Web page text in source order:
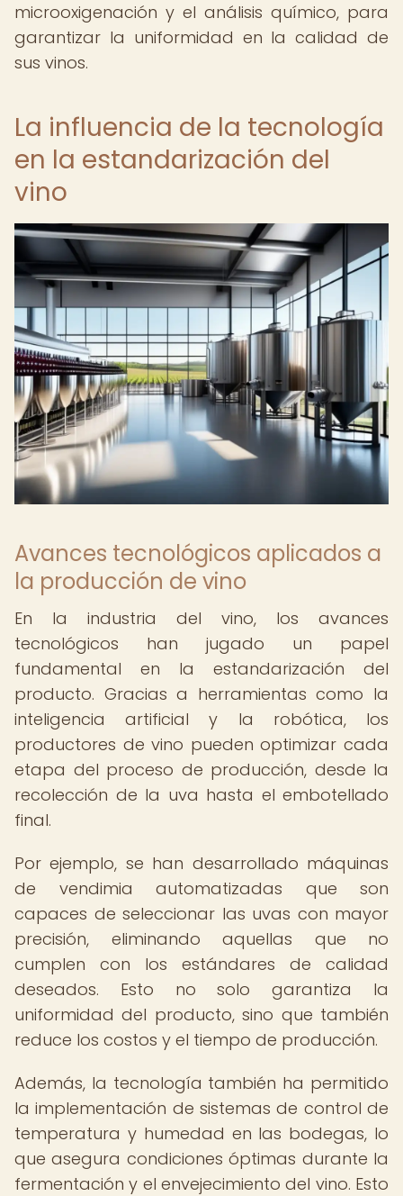
microoxigenación y el análisis químico, para
garantizar la uniformidad en la calidad de
sus vinos.
La influencia de la tecnología
en la estandarización del
vino
Avances tecnológicos aplicados a
la producción de vino
En la industria del vino, los avances
tecnológicos han jugado un papel
fundamental en la estandarización del
producto. Gracias a herramientas como la
inteligencia artificial y la robótica, los
productores de vino pueden optimizar cada
etapa del proceso de producción, desde la
recolección de la uva hasta el embotellado
final.
Por ejemplo, se han desarrollado máquinas
de vendimia automatizadas que son
capaces de seleccionar las uvas con mayor
precisión, eliminando aquellas que no
cumplen con los estándares de calidad
deseados. Esto no solo garantiza la
uniformidad del producto, sino que también
reduce los costos y el tiempo de producción.
Además, la tecnología también ha permitido
la implementación de sistemas de control de
temperatura y humedad en las bodegas, lo
que asegura condiciones óptimas durante la
fermentación y el envejecimiento del vino. Esto